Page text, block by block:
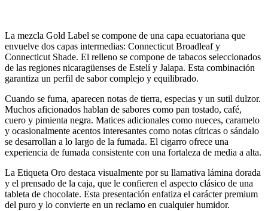
La mezcla Gold Label se compone de una capa ecuatoriana que
envuelve dos capas intermedias: Connecticut Broadleaf y
Connecticut Shade. El relleno se compone de tabacos seleccionados
de las regiones nicaragüenses de Estelí y Jalapa. Esta combinación
garantiza un perfil de sabor complejo y equilibrado.
Cuando se fuma, aparecen notas de tierra, especias y un sutil dulzor.
Muchos aficionados hablan de sabores como pan tostado, café,
cuero y pimienta negra. Matices adicionales como nueces, caramelo
y ocasionalmente acentos interesantes como notas cítricas o sándalo
se desarrollan a lo largo de la fumada. El cigarro ofrece una
experiencia de fumada consistente con una fortaleza de media a alta.
La Etiqueta Oro destaca visualmente por su llamativa lámina dorada
y el prensado de la caja, que le confieren el aspecto clásico de una
tableta de chocolate. Esta presentación enfatiza el carácter premium
del puro y lo convierte en un reclamo en cualquier humidor.